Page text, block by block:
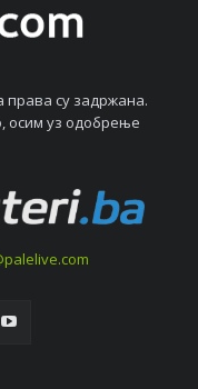
права су задржана.
осим уз одобрeњe